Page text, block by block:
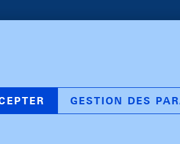
GESTION DES